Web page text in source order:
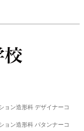
ョン造形科 デザイナーコ
ョン造形科 パタンナーコ